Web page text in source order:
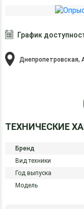
График
Днепропетровская,
ТЕХНИЧЕСКИЕ
Бренд
Вид техники
Год выпуска
Модель